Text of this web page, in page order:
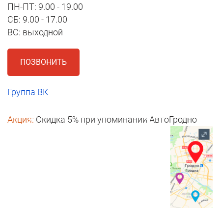
ПН-ПТ: 9.00 - 19.00
СБ: 9.00 - 17.00
ВС: выходной
ПОЗВОНИТЬ
Группа ВК
Акция: Скидка 5% при упоминании АвтоГродно